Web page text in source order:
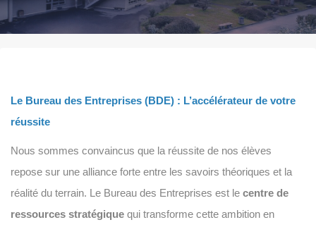
Le Bureau des Entreprises (BDE) : L’accélérateur de votre
réussite
Nous sommes convaincus que la réussite de nos élèves
repose sur une alliance forte entre les savoirs théoriques et la
réalité du terrain. Le Bureau des Entreprises est le centre de
ressources stratégique qui transforme cette ambition en